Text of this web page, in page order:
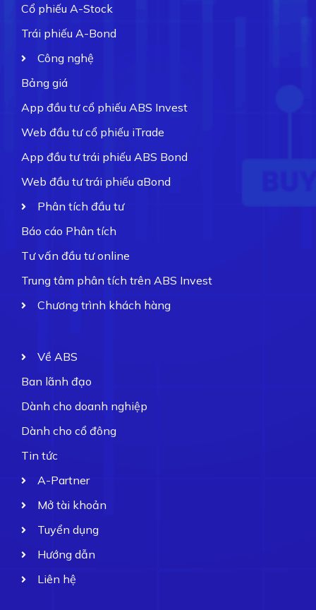
Cổ phiếu A-Stock
Trái phiếu A-Bond
Công nghệ
Bảng giá
App đầu tư cổ phiếu ABS Invest
Web đầu tư cổ phiếu iTrade
App đầu tư trái phiếu ABS Bond
Web đầu tư trái phiếu aBond
Phân tích đầu tư
Báo cáo Phân tích
Tư vấn đầu tư online
Trung tâm phân tích trên ABS Invest
Chương trình khách hàng
Về ABS
Ban lãnh đạo
Dành cho doanh nghiệp
Dành cho cổ đông
Tin tức
A-Partner
Mở tài khoản
Tuyển dụng
Hướng dẫn
Liên hệ